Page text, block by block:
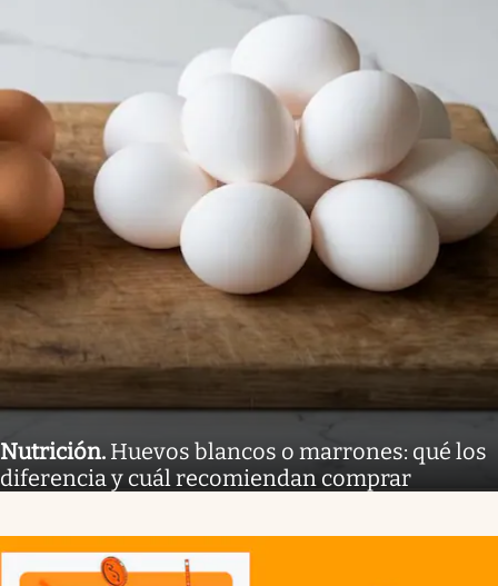
Nutrición. Huevos blancos o marrones: qué los
diferencia y cuál recomiendan comprar